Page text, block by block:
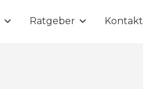
Ratgeber Kontakt